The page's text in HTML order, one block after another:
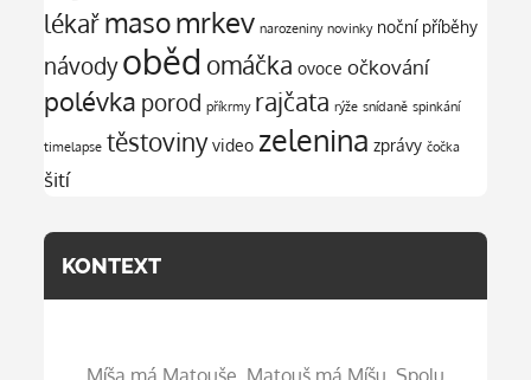
lékařmasomrkev narozeniny novinky noční příběhy
návodyoběd omáčka ovoce očkování
polévka porod příkrmy rajčata rýže snídaně spinkání
timelapse těstoviny video zelenina zprávy čočka
šití
KONTEXT
Míša má Matouše. Matouš má Míšu. Spolu